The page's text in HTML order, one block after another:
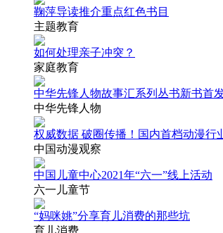
鞠萍导读推介重点红色书目
主题教育
如何处理亲子冲突？
家庭教育
中华先锋人物故事汇系列丛书新书首
中华先锋人物
权威数据 破圈传播！国内首档动漫行
中国动漫观察
中国儿童中心2021年“六一”线上活动
六一儿童节
“妈咪姚”分享育儿消费的那些坑
育儿消费